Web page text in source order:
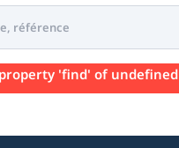
est survenue.
'find' of undefined